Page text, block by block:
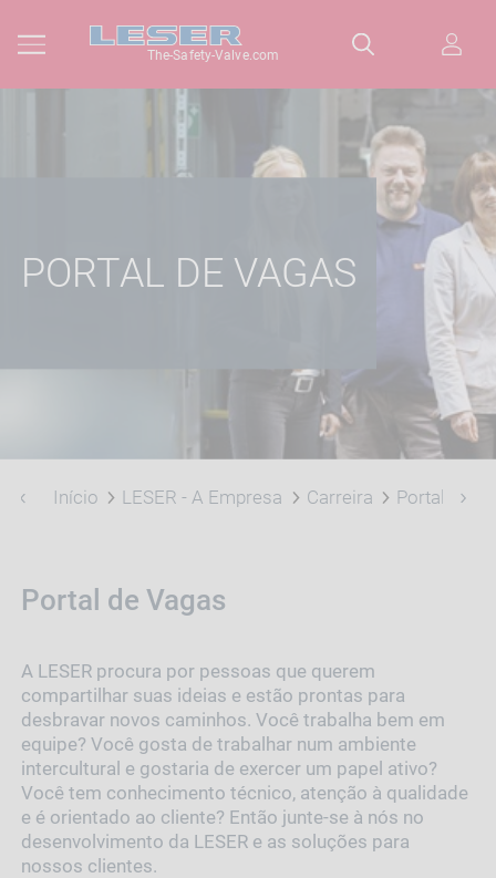
The-Safety-Valve.com
PORTAL DE VAGAS
Início LESER - A Empresa Carreira Portal de
Portal de Vagas
A LESER procura por pessoas que querem
compartilhar suas ideias e estão prontas para
desbravar novos caminhos. Você trabalha bem em
equipe? Você gosta de trabalhar num ambiente
intercultural e gostaria de exercer um papel ativo?
Você tem conhecimento técnico, atenção à qualidade
e é orientado ao cliente? Então junte-se à nós no
desenvolvimento da LESER e as soluções para
nossos clientes.